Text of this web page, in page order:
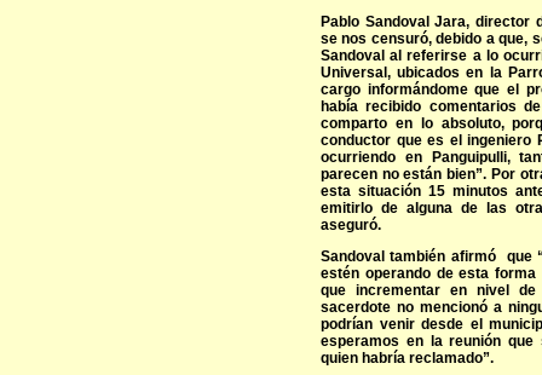
Pablo Sandoval Jara, director
se nos censuró, debido a que,
Sandoval al referirse a lo
Universal, ubicados en la
cargo informándome que el
había recibido comentarios
comparto en lo absoluto,
conductor que es el ingeniero
ocurriendo en Panguipulli,
parecen no están bien”. Por
esta situación 15 minutos
emitirlo de alguna de las
aseguró.
Sandoval también afirmó que
estén operando de esta
que incrementar en nivel de
sacerdote no mencionó a
podrían venir desde el
esperamos en la reunión
quien habría reclamado”.